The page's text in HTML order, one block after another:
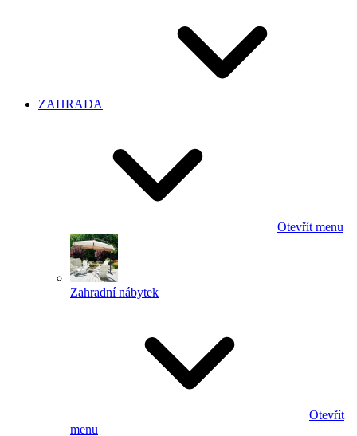
ZAHRADA
Otevřít menu
Zahradní nábytek
Otevřít
menu